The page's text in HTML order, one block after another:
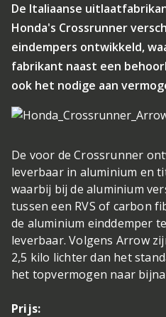
De Italiaanse
Honda's Crossrunner
eindempers ontwikkeld,
fabrikant naast een
ook het nodige aan
De voor de Crossrunner
leverbaar in aluminium en
waarbij bij de aluminium
tussen een RVS of carbon
de aluminium einddemper
leverbaar. Volgens Arrow
2,5 kilo lichter dan het
het topvermogen naar
Prijs: